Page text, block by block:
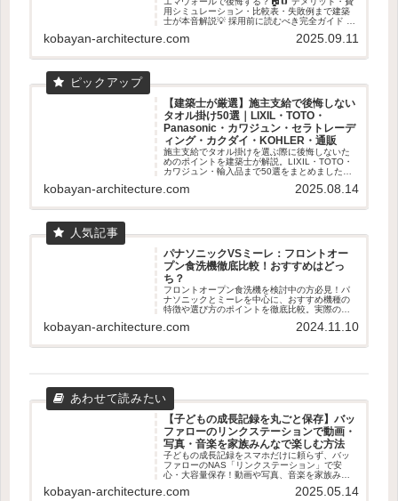
用シミュレーション・比較表・失敗例まで建築
士が本音解説💡 採用前に読むべき完全ガイド 👓
kobayan-architecture.com 2025.09.11
【建築士が厳選】施主支給で後悔しない
タオル掛け50選｜LIXIL・TOTO・
Panasonic・カワジュン・セラトレーデ
ィング・カクダイ・KOHLER・通販
施主支給でタオル掛けを選ぶ際に後悔しないた
めのポイントを建築士が解説。LIXIL・TOTO・
カワジュン・輸入品まで50選をまとめました。
kobayan-architecture.com 2025.08.14
パナソニックVSミーレ：フロントオー
プン食洗機徹底比較！おすすめはどっ
ち？
フロントオープン食洗機を検討中の方必見！パ
ナソニックとミーレを中心に、おすすめ機種の
特徴や選び方のポイントを徹底比較。実際のユ
びをサポートします。容量、乾燥機能、使いや
kobayan-architecture.com 2024.11.10
【子どもの成長記録を丸ごと保存】バッ
ファローのリンクステーションで動画・
写真・音楽を家族みんなで楽しむ方法
子どもの成長記録をスマホだけに頼らず、バッ
ファローのNAS「リンクステーション」で安
心・大容量保存！動画や写真、音楽を家族みん
なで楽しむための使い方やメリット・デメリッ
トをわかりやすく解説します。
kobayan-architecture.com 2025.05.14